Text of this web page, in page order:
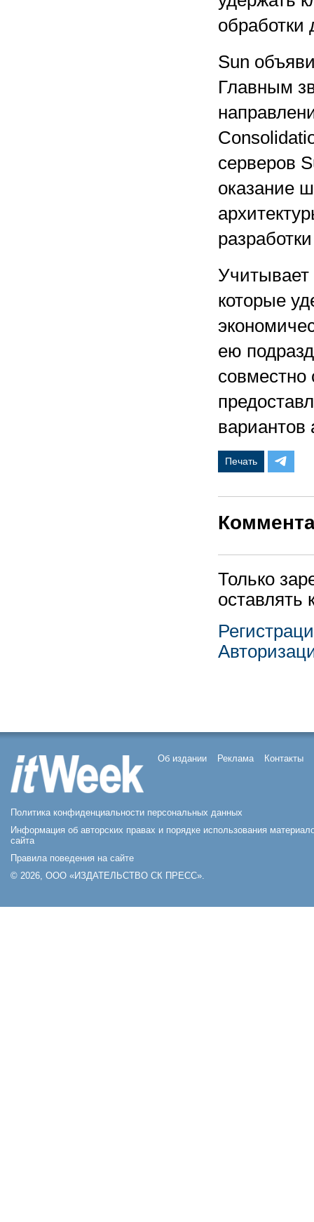
обработки
Sun
Главным
серверов
оказание
которые
ею
совместно
вариантов
Печать
Только
оставлять
Об издании Реклама Контакты
Политика конфиденциальности персональных данных
Информация об авторских правах и порядке использования
сайта
Правила поведения на сайте
© 2026, ООО «ИЗДАТЕЛЬСТВО СК ПРЕСС».